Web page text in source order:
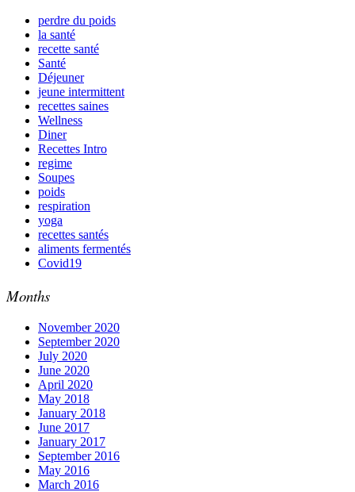
perdre du poids
la santé
recette santé
Santé
Déjeuner
jeune intermittent
recettes saines
Wellness
Diner
Recettes Intro
regime
Soupes
poids
respiration
yoga
recettes santés
aliments fermentés
Covid19
Months
November 2020
September 2020
July 2020
June 2020
April 2020
May 2018
January 2018
June 2017
January 2017
September 2016
May 2016
March 2016